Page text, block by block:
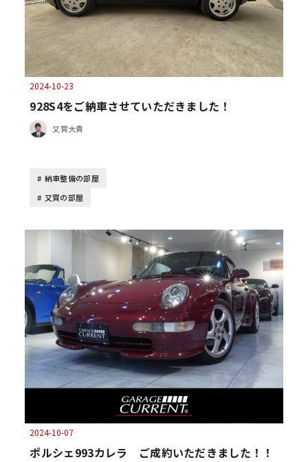
2024-10-23
928S4をご納車させていただきました！
又賀大貴
納車整備の部屋
又賀の部屋
2024-10-07
ポルシェ993カレラ ご成約いただきました！！